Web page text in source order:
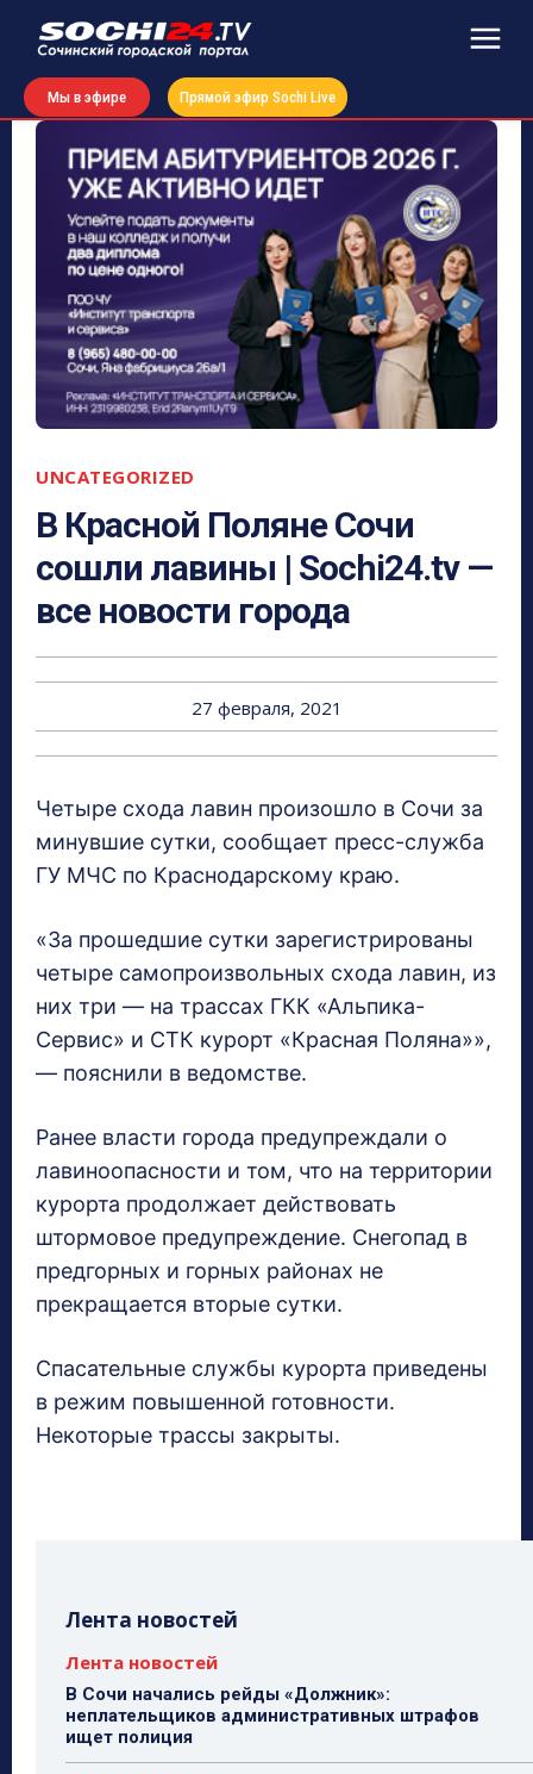
Мы в эфире Прямой эфир Sochi Live
UNCATEGORIZED
В Красной Поляне Сочи
сошли лавины | Sochi24.tv —
все новости города
27 февраля, 2021
Четыре схода лавин произошло в Сочи за
минувшие сутки, сообщает пресс-служба
ГУ МЧС по Краснодарскому краю.
«За прошедшие сутки зарегистрированы
четыре самопроизвольных схода лавин, из
них три — на трассах ГКК «Альпика-
Сервис» и СТК курорт «Красная Поляна»»,
— пояснили в ведомстве.
Ранее власти города предупреждали о
лавиноопасности и том, что на территории
курорта продолжает действовать
штормовое предупреждение. Снегопад в
предгорных и горных районах не
прекращается вторые сутки.
Спасательные службы курорта приведены
в режим повышенной готовности.
Некоторые трассы закрыты.
Лента новостей
Лента новостей
В Сочи начались рейды «Должник»:
неплательщиков административных штрафов
ищет полиция